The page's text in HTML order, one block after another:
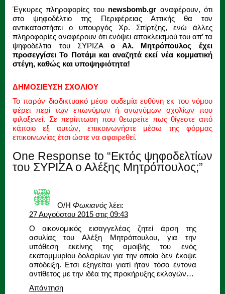
Έγκυρες πληροφορίες του newsbomb.gr αναφέρουν, ότι
στο ψηφοδέλτιο της Περιφέρειας Αττικής θα τον
αντικαταστήσει ο υπουργός Χρ. Σπίρτζης, ενώ άλλες
πληροφορίες αναφέρουν ότι ενόψει αποκλεισμού του απ’ τα
ψηφοδέλτια του ΣΥΡΙΖΑ ο Αλ. Μητρόπουλος έχει
προσεγγίσει Το Ποτάμι και αναζητά εκεί νέα κομματική
στέγη, καθώς και υποψηφιότητα!
ΔΗΜΟΣΙΕΥΣΗ ΣΧΟΛΙΟΥ
Το παρόν διαδικτυακό μέσο ουδεμία ευθύνη εκ του νόμου
φέρει περί των επωνύμων ή ανωνύμων σχολίων που
φιλοξενεί. Σε περίπτωση που θεωρείτε πως θίγεστε από
κάποιο εξ αυτών, επικοινωνήστε μέσω της φόρμας
επικοινωνίας έτσι ώστε να αφαιρεθεί.
One Response to “Εκτός ψηφοδελτίων
του ΣΥΡΙΖΑ ο Αλέξης Μητρόπουλος;”
Ο/Η Φωκιανός λέει:
27 Αυγούστου 2015 στις 09:43
Ο οικονομικός εισαγγελέας ζητεί άρση της
ασυλίας του Αλέξη Μητρόπουλου, για την
υπόθεση εκείνης της αμοιβής του ενός
εκατομμυρίου δολαρίων για την οποία δεν έκοψε
απόδειξη. Ετσι εξηγείται γιατί ήταν τόσο έντονα
αντίθετος με την ιδέα της προκήρυξης εκλογών…
Απάντηση